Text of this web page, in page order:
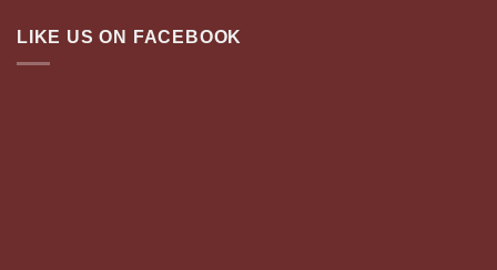
LIKE US ON FACEBOOK